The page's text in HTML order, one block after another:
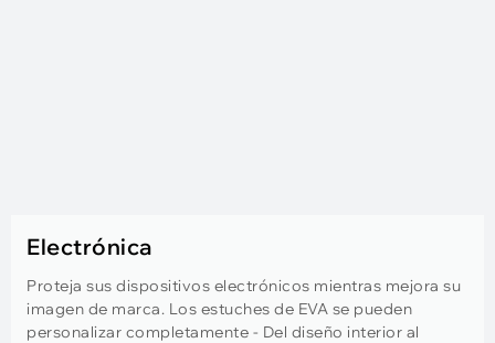
Electrónica
Proteja sus dispositivos electrónicos mientras mejora su
imagen de marca. Los estuches de EVA se pueden
personalizar completamente - Del diseño interior al